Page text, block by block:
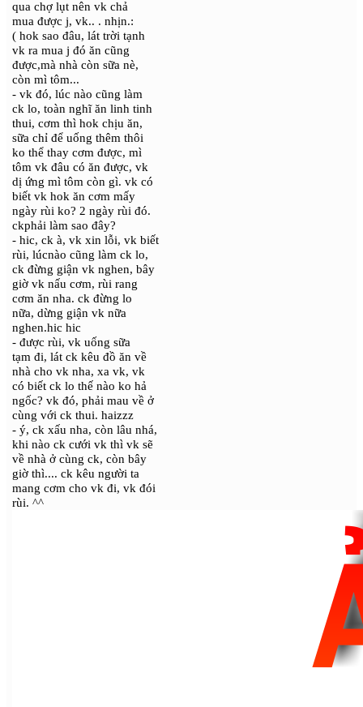
qua chợ lụt nên vk chả
mua được j, vk.. . nhịn.:
( hok sao đâu, lát trời tạnh
vk ra mua j đó ăn cũng
được,mà nhà còn sữa nè,
còn mì tôm...
- vk đó, lúc nào cũng làm
ck lo, toàn nghĩ ăn linh tinh
thui, cơm thì hok chịu ăn,
sữa chỉ để uống thêm thôi
ko thể thay cơm được, mì
tôm vk đâu có ăn được, vk
dị ứng mì tôm còn gì. vk có
biết vk hok ăn cơm mấy
ngày rùi ko? 2 ngày rùi đó.
ckphải làm sao đây?
- hic, ck à, vk xin lỗi, vk biết
rùi, lúcnào cũng làm ck lo,
ck đừng giận vk nghen, bây
giờ vk nấu cơm, rùi rang
cơm ăn nha. ck đừng lo
nữa, dừng giận vk nữa
nghen.hic hic
- được rùi, vk uống sữa
tạm đi, lát ck kêu đồ ăn về
nhà cho vk nha, xa vk, vk
có biết ck lo thế nào ko hả
ngốc? vk đó, phải mau về ở
cùng với ck thui. haizzz
- ý, ck xấu nha, còn lâu nhá,
khi nào ck cưới vk thì vk sẽ
về nhà ở cùng ck, còn bây
giờ thì.... ck kêu người ta
mang cơm cho vk đi, vk đói
rùi. ^^